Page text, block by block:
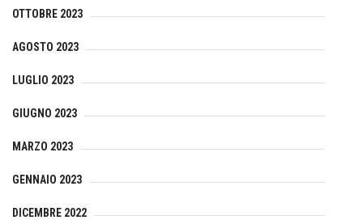
OTTOBRE 2023
AGOSTO 2023
LUGLIO 2023
GIUGNO 2023
MARZO 2023
GENNAIO 2023
DICEMBRE 2022